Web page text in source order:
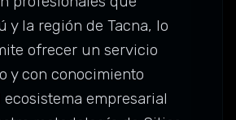
y la región de Tacna, lo
ofrecer un servicio
y con conocimiento
empresarial